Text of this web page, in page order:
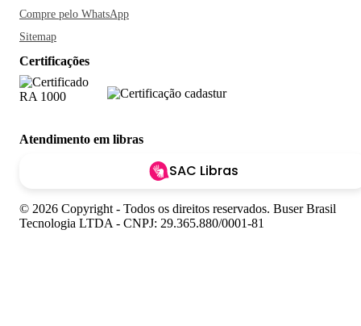
Compre pelo WhatsApp
Sitemap
Certificações
Atendimento em libras
SAC Libras
© 2026 Copyright - Todos os direitos reservados. Buser Brasil
Tecnologia LTDA - CNPJ: 29.365.880/0001-81